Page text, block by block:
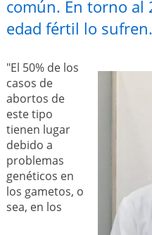
común. En torno al
edad fértil lo
"El 50% de los
casos de
abortos de
este tipo
tienen lugar
debido a
problemas
genéticos en
los gametos, o
sea, en los